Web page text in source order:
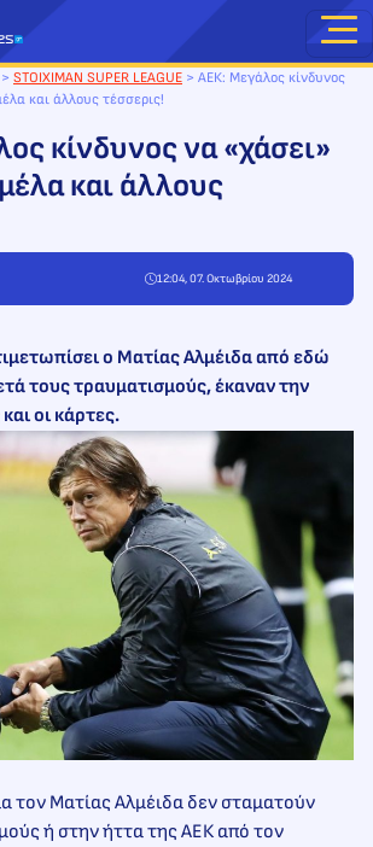
> STOIXIMAN SUPER LEAGUE > ΑΕΚ: Μεγάλος κίνδυνος
και άλλους τέσσερις!
κίνδυνος να «χάσει»
και άλλους
12:04, 07. Οκτωβρίου 2024
ο Ματίας Αλμέιδα από εδώ
τους τραυματισμούς, έκαναν την
οι κάρτες.
τον Ματίας Αλμέιδα δεν σταματούν
ή στην ήττα της ΑΕΚ από τον